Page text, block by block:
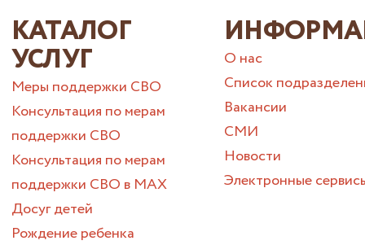
КАТАЛОГ
УСЛУГ
Меры поддержки СВО
Консультация по мерам
поддержки СВО
Консультация по мерам
поддержки СВО в МАХ
Досуг детей
Рождение ребенка
О нас
Список
Вакансии
СМИ
Новости
Электронные